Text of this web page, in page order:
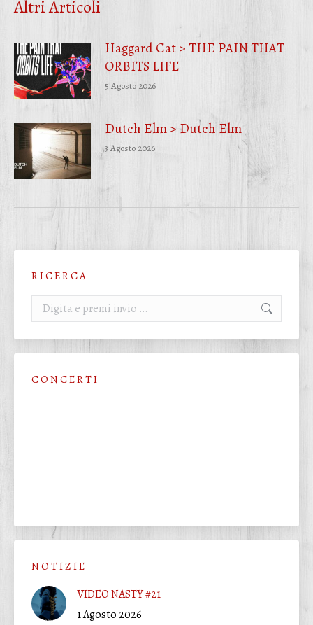
Altri Articoli
Haggard Cat > THE PAIN THAT
ORBITS LIFE
5 Agosto 2026
Dutch Elm > Dutch Elm
3 Agosto 2026
R I C E R C A
Cerca:
C O N C E R T I
N O T I Z I E
VIDEO NASTY #21
1 Agosto 2026